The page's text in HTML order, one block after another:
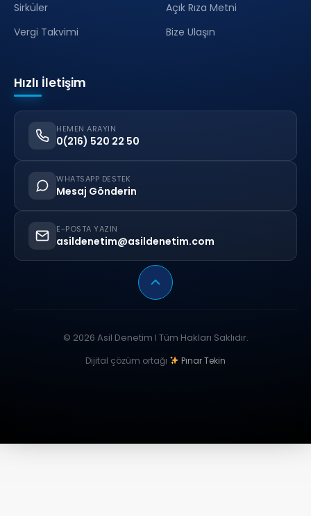
Sirküler
Vergi Takvimi
Açık Rıza Metni
Bize Ulaşın
Hızlı İletişim
HEMEN ARAYIN
0(216) 520 22 50
WHATSAPP DESTEK
Mesaj Gönderin
E-POSTA YAZIN
asildenetim@asildenetim.com
© 2026 Asil Denetim I Tüm Hakları Saklıdır.
Dijital çözüm ortağı Pınar Tekin